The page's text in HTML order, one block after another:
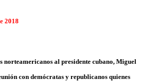
2018
norteamericanos al presidente cubano, Miguel
con demócratas y republicanos quienes